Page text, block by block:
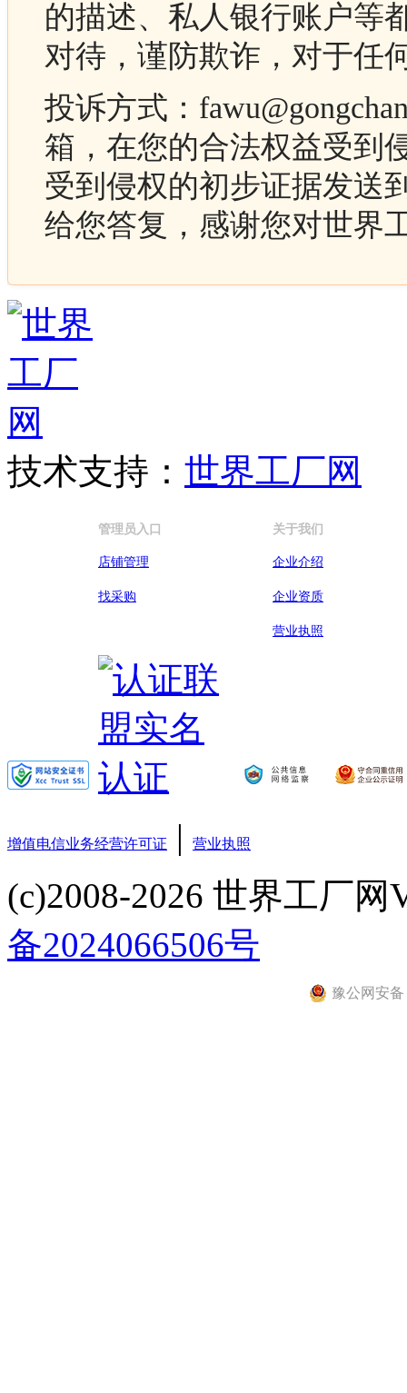
的描述、私人银行账户等
对待，谨防欺诈，对于任
投诉方式：
箱，在您的合法权益受到
受到侵权的初步证据发送
给您答复，感谢您对世界
技术支持： 世界工厂网
管理员入口
店铺管理
找采购
关于我们
企业介绍
企业资质
营业执照
增值电信业务经营许可证 | 营业执照
(c)2008-2026 世界工厂网
备2024066506号
豫公网安备